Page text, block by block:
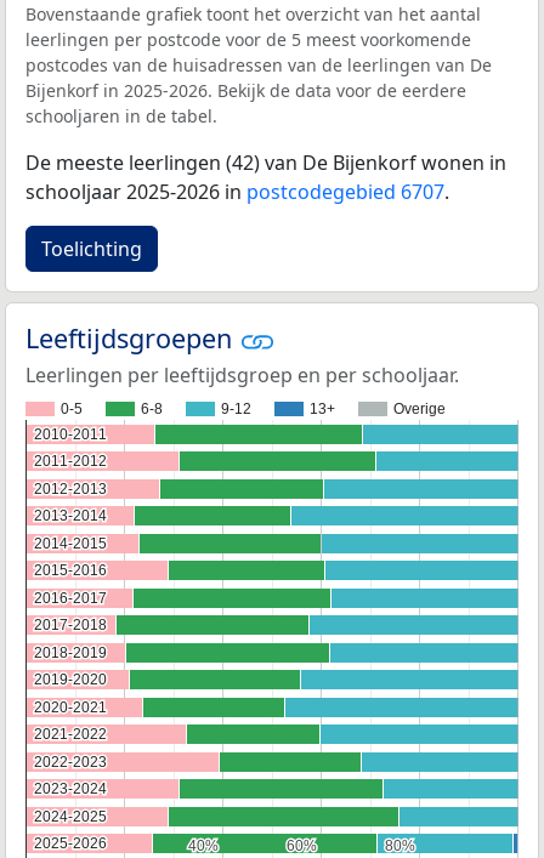
Bovenstaande grafiek toont het overzicht van het aantal
leerlingen per postcode voor de 5 meest voorkomende
postcodes van de huisadressen van de leerlingen van De
Bijenkorf in 2025-2026. Bekijk de data voor de eerdere
schooljaren in de tabel.
De meeste leerlingen (42) van De Bijenkorf wonen in
schooljaar 2025-2026 in postcodegebied 6707.
Toelichting
Leeftijdsgroepen
Leerlingen per leeftijdsgroep en per schooljaar.
0-5 6-8 9-12 13+ Overige
40%
40% 60%
60% 80%
80%
2010-2011
2010-2011
2011-2012
2011-2012
2012-2013
2012-2013
2013-2014
2013-2014
2014-2015
2014-2015
2015-2016
2015-2016
2016-2017
2016-2017
2017-2018
2017-2018
2018-2019
2018-2019
2019-2020
2019-2020
2020-2021
2020-2021
2021-2022
2021-2022
2022-2023
2022-2023
2023-2024
2023-2024
2024-2025
2024-2025
2025-2026
2025-2026